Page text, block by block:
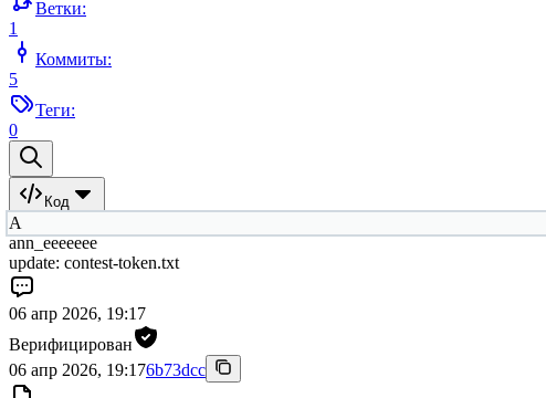
Ветки:
1
Коммиты:
5
Теги:
0
Код
A
ann_eeeeeee
update: contest-token.txt
06 апр 2026, 19:17
Верифицирован
06 апр 2026, 19:176b73dcc